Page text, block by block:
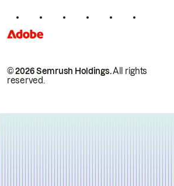
© 2026 Semrush Holdings.All rights
reserved.